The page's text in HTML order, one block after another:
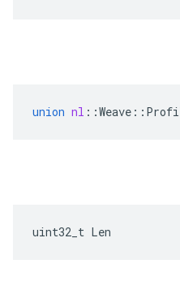
union nl ::Weave ::
uint32_t Len